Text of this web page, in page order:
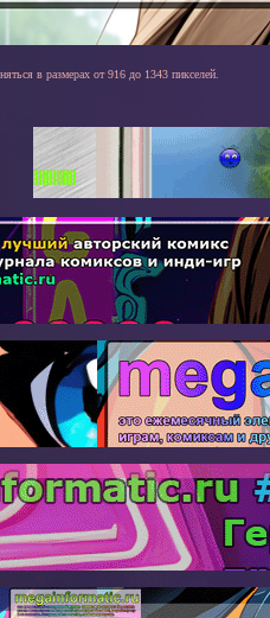
в размерах от 916 до 1343 пикселей.